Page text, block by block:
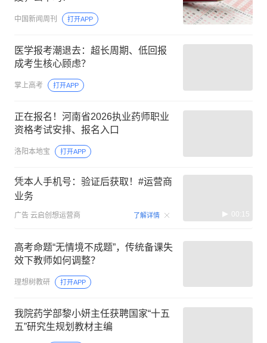
中国新闻周刊 打开APP
医学报考潮退去：超长周期、低回报
成考生核心顾虑？
掌上高考 打开APP
正在报名！河南省2026执业药师职业
资格考试安排、报名入口
洛阳本地宝 打开APP
凭本人手机号：验证后获取！#运营商
业务
广告 云启创想运营商 了解详情 00:15
高考命题“无情境不成题”，传统备课失
效下教师如何调整？
理想树教研 打开APP
我院药学部黎小妍主任获聘国家“十五
五”研究生规划教材主编